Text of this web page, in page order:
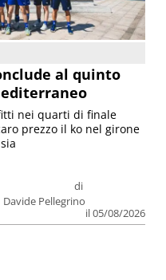
al quinto
di
Davide Pellegrino
il 05/08/2026
nei quarti di finale
prezzo il ko nel girone